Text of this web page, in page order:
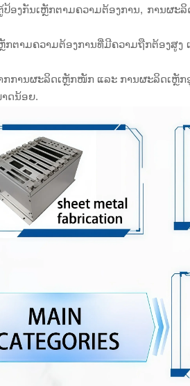
ອງກັນເຫຼັກຕາມຄວາມຕ້ອງການ, ການຜະ
ກຕາມຄວາມຕ້ອງການທີ່ມີຄວາມຖືກຕ້ອງສູ
ການຜະລິດເຫຼັກໜັກ ແລະ ການຜະລິດເຫຼັກ
ດນ້ອຍ.